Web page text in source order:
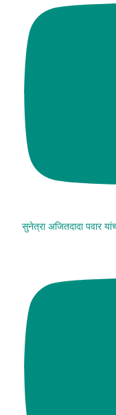
सुनेत्रा अजितदादा पवार